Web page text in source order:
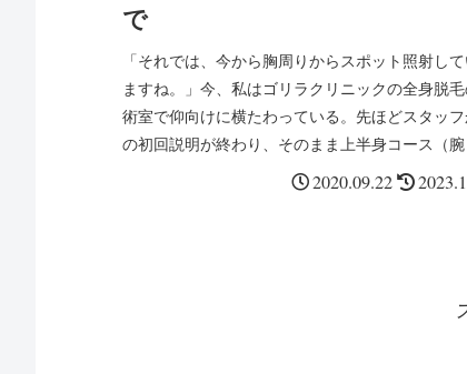
で
「それでは、今から胸周りからスポット照射して
ますね。」今、私はゴリラクリニックの全身脱
術室で仰向けに横たわっている。先ほどスタッフ
の初回説明が終わり、そのまま上半身コース（腕
中・脇・胸・腹）という流れだ。昨年、湘南美容
2020.09.22